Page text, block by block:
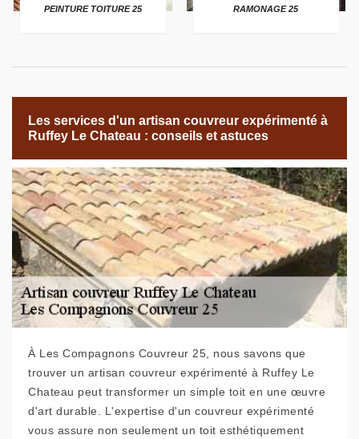
PEINTURE TOITURE 25 RAMONAGE 25
Les services d'un artisan couvreur expérimenté à
Ruffey Le Chateau : conseils et astuces
À Les Compagnons Couvreur 25, nous savons que
trouver un artisan couvreur expérimenté à Ruffey Le
Chateau peut transformer un simple toit en une œuvre
d'art durable. L'expertise d'un couvreur expérimenté
vous assure non seulement un toit esthétiquement